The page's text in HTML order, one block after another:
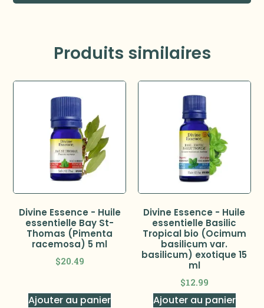
Produits similaires
Divine Essence - Huile
essentielle Bay St-
Thomas (Pimenta
racemosa) 5 ml
$20.49
Ajouter au panier
Divine Essence - Huile
essentielle Basilic
Tropical bio (Ocimum
basilicum var.
basilicum) exotique 15
ml
$12.99
Ajouter au panier